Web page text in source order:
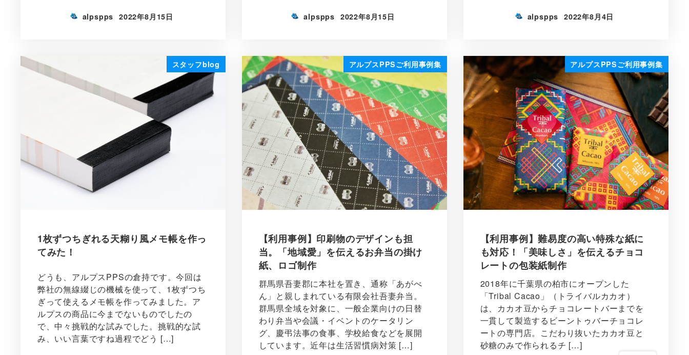
alpspps 2022年8月15日 alpspps 2022年8月15日 alpspps 2022年8月4日
スタッフblog
1枚ずつちぎれる天糊り風メモ帳を作っ
てみた！
どうも、アルプスPPSの倉持です。今回は
弊社の無線綴じの機械を使って、1枚ずつち
ぎって使えるメモ帳を作ってみました。ア
ルプスの商品に今までないものでしたの
で、中々挑戦的な試みでした。挑戦的な試
み、いい言葉ですね過程でどう […]
アルプスPPSご利用事例集
【利用事例】印刷物のデザインも担
当。「地域愛」を伝えるお弁当の掛け
紙、ロゴ制作
群馬県吾妻郡に本社を置き、通称「あがべ
ん」と親しまれている有限会社吾妻弁当。
群馬県全域を対象に、一般企業向けの日替
わり弁当や会議・イベントのケータリン
グ、慶弔法事の食事、学校給食などを展開
しています。近年は生活習慣病対策 […]
アルプスPPSご利用事例集
【利用事例】難易度の高い特殊な紙に
も対応！「美味しさ」を伝えるチョコ
レートの包装紙制作
2018年に千葉県の柏市にオープンした
「Tribal Cacao」（トライバルカカオ）
は、カカオ豆からチョコレートバーまでを
一貫して製造するビーントゥバーチョコレ
ートの専門店。こだわり抜いたカカオ豆と
砂糖のみで作られるチ […]